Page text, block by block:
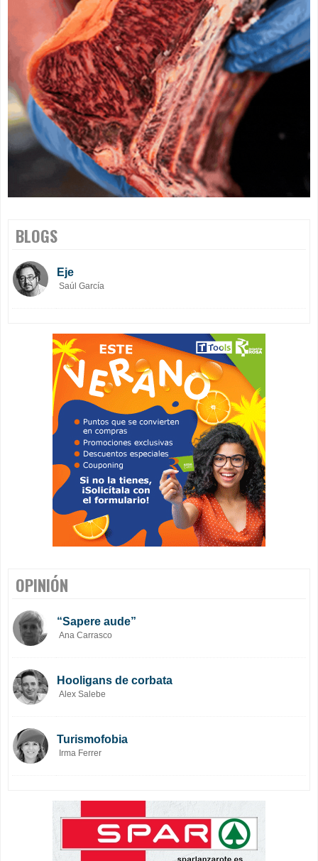
BLOGS
Eje
Saúl García
OPINIÓN
“Sapere aude”
Ana Carrasco
Hooligans de corbata
Alex Salebe
Turismofobia
Irma Ferrer